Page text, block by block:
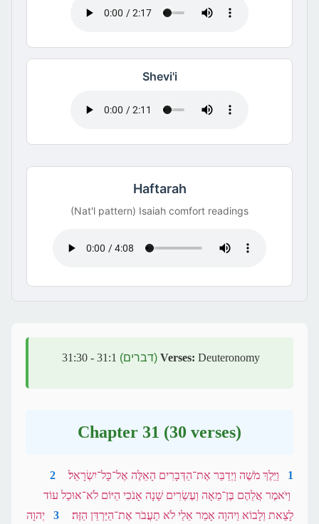
Shevi'i
Haftarah
(Nat'l pattern) Isaiah comfort readings
Verses: Deuteronomy (דברים)
Chapter 31 (30 verses)
1 וַיֵּלֶךְ מֹשֶׁה וַיְדַבֵּר אֶת־הַדְּבָרִים הָאֵלֶּה אֶל־כָּל־יִשְׂרָאֵל׃
2
וַיֹּאמֶר אֲלֵהֶם בֶּן־מֵאָה וְעֶשְׂרִים שָׁנָה אָנֹכִי הַיּוֹם לֹא־אוּכַל עוֹד
לָצֵאת וְלָבוֹא וַיהוָה אָמַר אֵלַי לֹא תַעֲבֹר אֶת־הַיַּרְדֵּן הַזֶּה׃
3
יְהוָה